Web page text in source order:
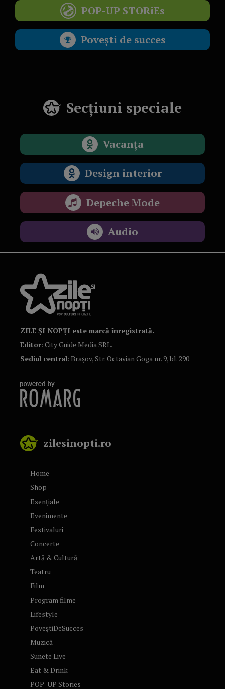
POP-UP STORiEs
Povești de succes
Secțiuni speciale
Vacanța
Design interior
Depeche Mode
Audio
ZILE ȘI NOPȚI este marcă înregistrată.
Editor: City Guide Media SRL.
Sediul central: Brașov, Str. Octavian Goga nr. 9, bl. 290
zilesinopti.ro
Home
Shop
Esențiale
Evenimente
Festivaluri
Concerte
Artă & Cultură
Teatru
Film
Program filme
Lifestyle
PoveștiDeSucces
Muzică
Sunete Live
Eat & Drink
POP-UP Stories